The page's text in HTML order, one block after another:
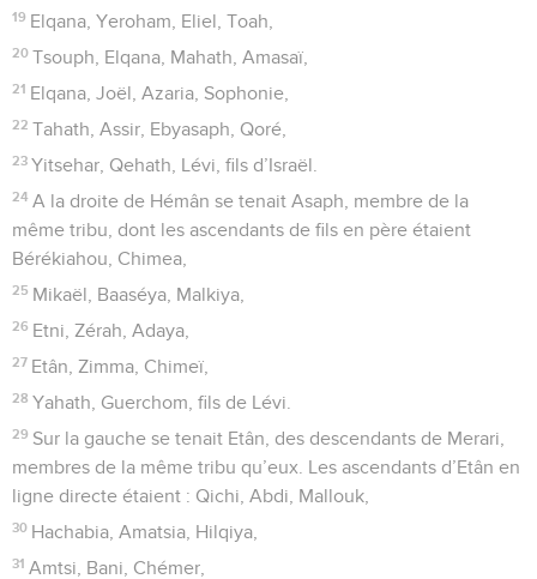
19 Elqana, Yeroham, Eliel, Toah,
20 Tsouph, Elqana, Mahath, Amasaï,
21 Elqana, Joël, Azaria, Sophonie,
22 Tahath, Assir, Ebyasaph, Qoré,
23 Yitsehar, Qehath, Lévi, fils d’Israël.
24 A la droite de Hémân se tenait Asaph, membre de la
même tribu, dont les ascendants de fils en père étaient
Bérékiahou, Chimea,
25 Mikaël, Baaséya, Malkiya,
26 Etni, Zérah, Adaya,
27 Etân, Zimma, Chimeï,
28 Yahath, Guerchom, fils de Lévi.
29 Sur la gauche se tenait Etân, des descendants de Merari,
membres de la même tribu qu’eux. Les ascendants d’Etân en
ligne directe étaient : Qichi, Abdi, Mallouk,
30 Hachabia, Amatsia, Hilqiya,
31 Amtsi, Bani, Chémer,